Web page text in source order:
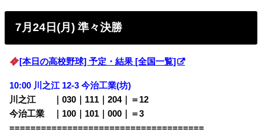
7月24日(月) 準々決勝
[本日の高校野球] 予定・結果 [全国一覧]
10:00 川之江 12-3 今治工業(坊)
川之江 ｜030｜111｜204｜＝12
今治工業 ｜100｜101｜000｜＝3
=====================================